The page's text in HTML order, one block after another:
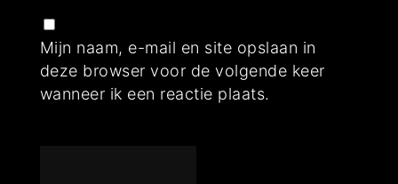
Mijn naam, e-mail en site opslaan in
deze browser voor de volgende keer
wanneer ik een reactie plaats.